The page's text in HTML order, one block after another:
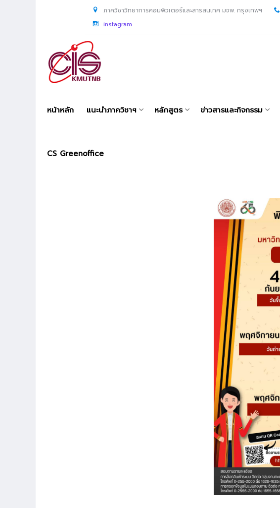
ภาควิชาวิทยาการคอมพิวเตอร์และสารสนเทศ มจพ. กรุงเทพฯ
instagram
หน้าหลัก แนะนำภาควิชาฯ หลักสูตร ข่าวสารและกิจกรรม
CS Greenoffice